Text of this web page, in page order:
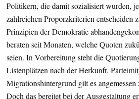
Politikern, die damit sozialisiert wurden,
zahlreichen Proporzkriterien entscheiden
Prinzipien der Demokratie
beraten seit Monaten, welche Quoten
seien. In Vorbereitung steht die
Listenplätzen nach der Herkunft.
Migrationshintergrund gilt es
Doch das bereitet bei der Ausgestaltung